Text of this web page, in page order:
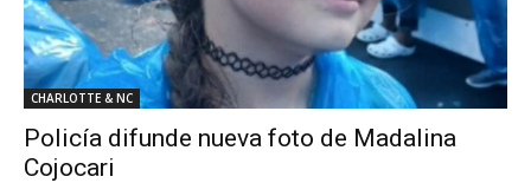
CHARLOTTE & NC
Policía difunde nueva foto de Madalina
Cojocari